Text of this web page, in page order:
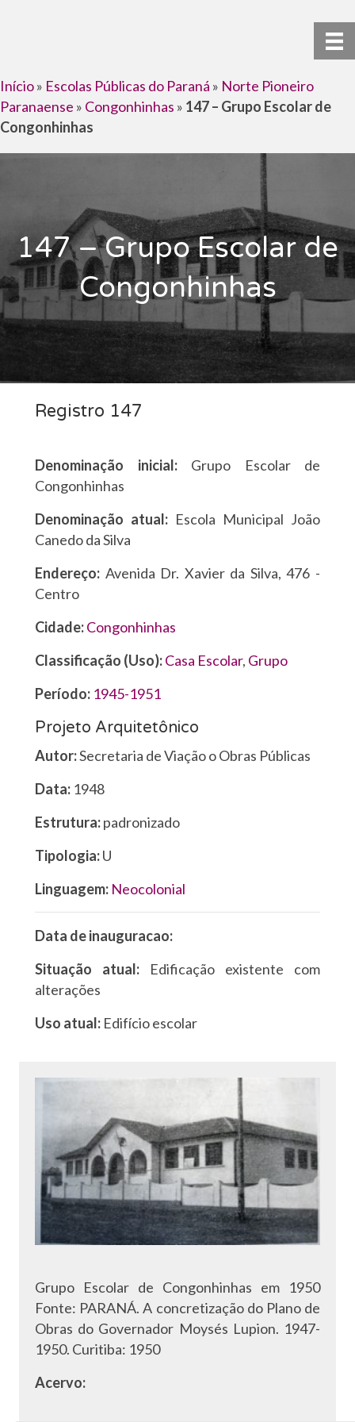
Início» Escolas Públicas do Paraná » Norte Pioneiro
Paranaense » Congonhinhas » 147 – Grupo Escolar de
Congonhinhas
147 – Grupo Escolar de
Congonhinhas
Registro 147
Denominação inicial:Grupo Escolar de
Congonhinhas
Denominação atual: Escola Municipal João
Canedo da Silva
Endereço: Avenida Dr. Xavier da Silva, 476 -
Centro
Cidade:Congonhinhas
Classificação (Uso):Casa Escolar, Grupo
Período: 1945-1951
Projeto Arquitetônico
Autor:Secretaria de Viação o Obras Públicas
Data: 1948
Estrutura:padronizado
Tipologia:U
Linguagem: Neocolonial
Data de inauguracao:
Situação atual: Edificação existente com
alterações
Uso atual: Edifício escolar
Grupo Escolar de Congonhinhas em 1950
Fonte: PARANÁ. A concretização do Plano de
Obras do Governador Moysés Lupion. 1947-
1950. Curitiba: 1950
Acervo: